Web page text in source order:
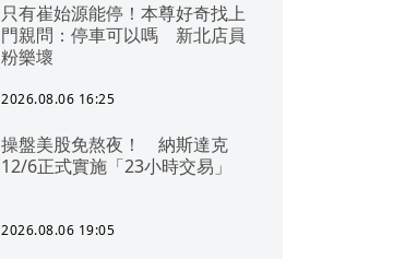
只有崔始源能停！本尊好奇找上
門親問：停車可以嗎 新北店員
粉樂壞
2026.08.06 16:25
操盤美股免熬夜！ 納斯達克
12/6正式實施「23小時交易」
2026.08.06 19:05